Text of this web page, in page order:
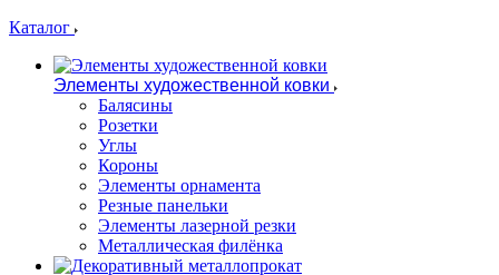
Каталог
Элементы художественной ковки
Балясины
Розетки
Углы
Короны
Элементы орнамента
Резные панельки
Элементы лазерной резки
Металлическая филёнка